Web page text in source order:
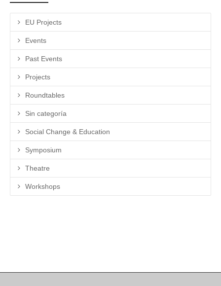
EU Projects
Events
Past Events
Projects
Roundtables
Sin categoría
Social Change & Education
Symposium
Theatre
Workshops